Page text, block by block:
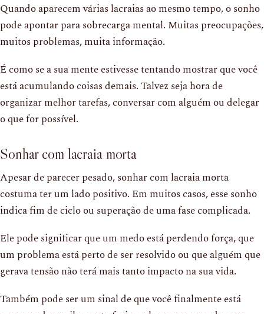
Quando aparecem várias lacraias ao mesmo tempo, o sonho
pode apontar para sobrecarga mental. Muitas preocupações,
muitos problemas, muita informação.
É como se a sua mente estivesse tentando mostrar que você
está acumulando coisas demais. Talvez seja hora de
organizar melhor tarefas, conversar com alguém ou delegar
o que for possível.
Sonhar com lacraia morta
Apesar de parecer pesado, sonhar com lacraia morta
costuma ter um lado positivo. Em muitos casos, esse sonho
indica fim de ciclo ou superação de uma fase complicada.
Ele pode significar que um medo está perdendo força, que
um problema está perto de ser resolvido ou que alguém que
gerava tensão não terá mais tanto impacto na sua vida.
Também pode ser um sinal de que você finalmente está